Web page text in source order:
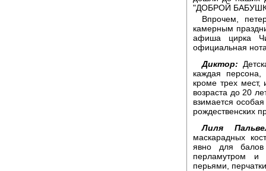
"ДОБРОЙ
Впрочем,
камерным
афиша цирка
официальная
Диктор:
каждая
кроме трех мест,
возраста до 20
взимается
рождественских
Лиля
маскарадных
явно для
перламутром и
перьями,